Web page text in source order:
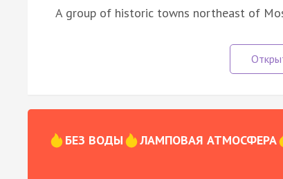
A group of historic towns northeast of
БЕЗ ВОДЫ ЛАМПОВАЯ АТМОСФЕРА